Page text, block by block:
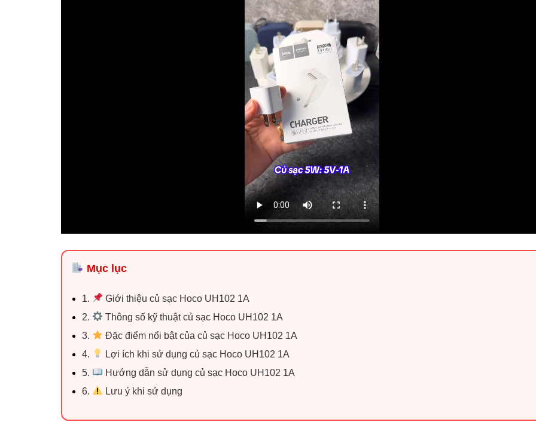
Mục lục
1.
Giới thiệu củ sạc Hoco UH102 1A
2.
Thông số kỹ thuật củ sạc Hoco UH102 1A
3.
Đặc điểm nổi bật của củ sạc Hoco UH102 1A
4.
Lợi ích khi sử dụng củ sạc Hoco UH102 1A
5.
Hướng dẫn sử dụng củ sạc Hoco UH102 1A
6.
Lưu ý khi sử dụng